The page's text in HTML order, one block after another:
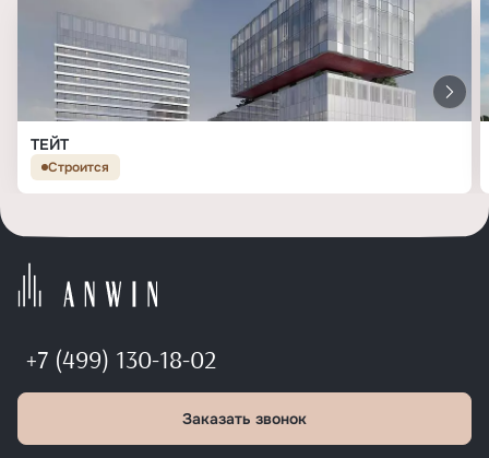
ТЕЙТ
Строится
+7 (499) 130-18-02
Заказать звонок